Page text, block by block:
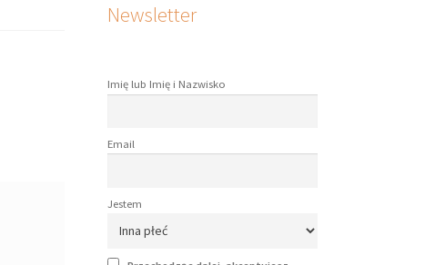
Newsletter
Imię lub Imię i Nazwisko
Email
Jestem